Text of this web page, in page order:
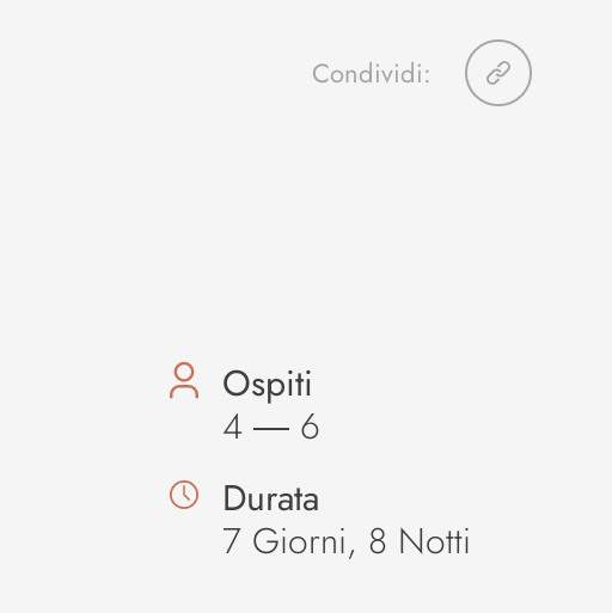
Condividi:
Ospiti
4 ― 6
Durata
7 Giorni, 8 Notti